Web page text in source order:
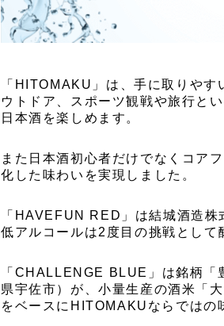
「HITOMAKU」は、手に取りや
ウトドア、スポーツ観戦や旅行と
日本酒を楽しめます。
また日本酒初心者だけでなくコア
化した味わいを実現しました。
「HAVEFUN RED」は結城酒造
低アルコールは2度目の挑戦として
「CHALLENGE BLUE」は銘柄「
県宇佐市）が、小量生産の酒米「
をベースにHITOMAKUならではの